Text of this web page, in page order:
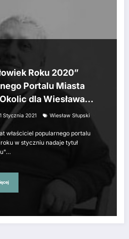
Roku 2020”
Portalu Miasta
dla Wiesława
Stycznia 2021 Wiesław Słupski
właściciel popularnego portalu
w styczniu nadaje tytuł